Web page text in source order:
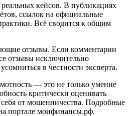
кейсов. В публикациях
ссылок на официальные
Всё сводится к общим
отзывы. Если комментарии
отзывы исключительно
в честности эксперта.
— это не только умение
критически оценивать
от мошенничества. Подробные
портале моифинансы.рф.